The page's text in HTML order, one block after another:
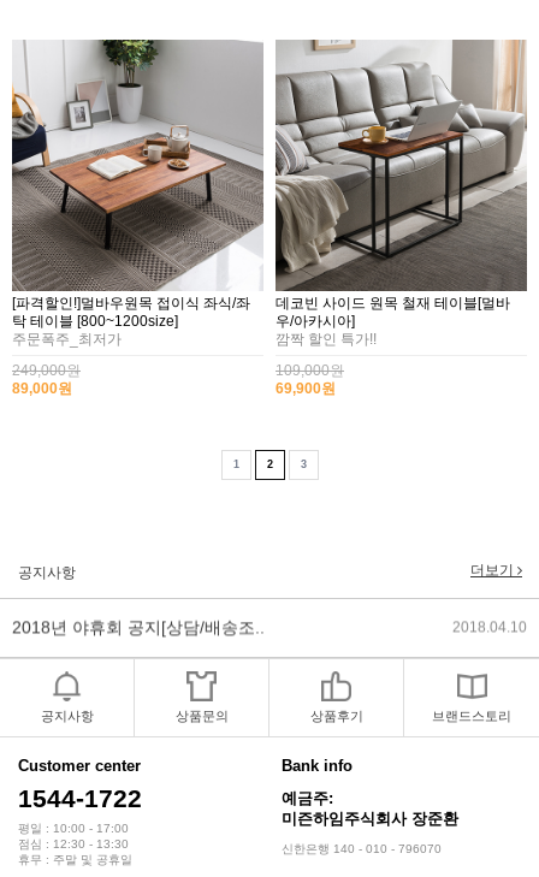
[파격할인!]멀바우원목 접이식 좌식/좌
탁 테이블 [800~1200size]
주문폭주_최저가
249,000원
89,000원
데코빈 사이드 원목 철재 테이블[멀바
우/아카시아]
깜짝 할인 특가!!
109,000원
69,900원
1 2 3
공지사항 더보기
2017년 미즌하임 리뉴얼
2019년 설 명절 배송지연 안내
2018년 야휴회 공지[상담/배송조.. 2018.04.10
2018년 모바일샵 리뉴얼 업데이.. 2018.04.10
2017년 미즌하임 리뉴얼
2019년 설 명절 배송지연 안내
공지사항 상품문의 상품후기 브랜드스토리
Customer center
1544-1722
평일 : 10:00 - 17:00
점심 : 12:30 - 13:30
휴무 : 주말 및 공휴일
Bank info
예금주:
미즌하임주식회사 장준환
신한은행 140 - 010 - 796070